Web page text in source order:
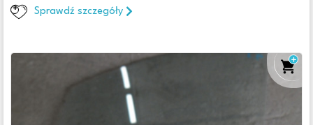
Sprawdź szczegóły